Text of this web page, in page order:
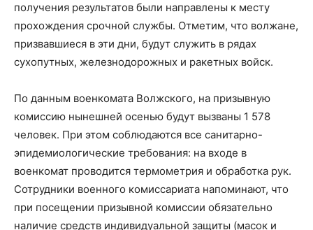
получения результатов были направлены к месту
прохождения срочной службы. Отметим, что волжане,
призвавшиеся в эти дни, будут служить в рядах
сухопутных, железнодорожных и ракетных войск.
По данным военкомата Волжского, на призывную
комиссию нынешней осенью будут вызваны 1 578
человек. При этом соблюдаются все санитарно-
эпидемиологические требования: на входе в
военкомат проводится термометрия и обработка рук.
Сотрудники военного комиссариата напоминают, что
при посещении призывной комиссии обязательно
наличие средств индивидуальной защиты (масок и